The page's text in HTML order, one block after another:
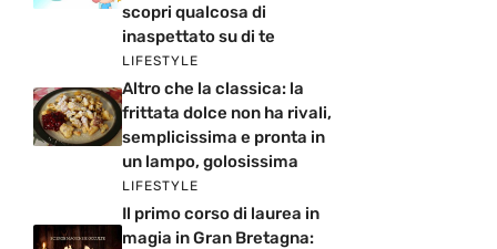
scopri qualcosa di
inaspettato su di te
LIFESTYLE
Altro che la classica: la
frittata dolce non ha rivali,
semplicissima e pronta in
un lampo, golosissima
LIFESTYLE
Il primo corso di laurea in
magia in Gran Bretagna: